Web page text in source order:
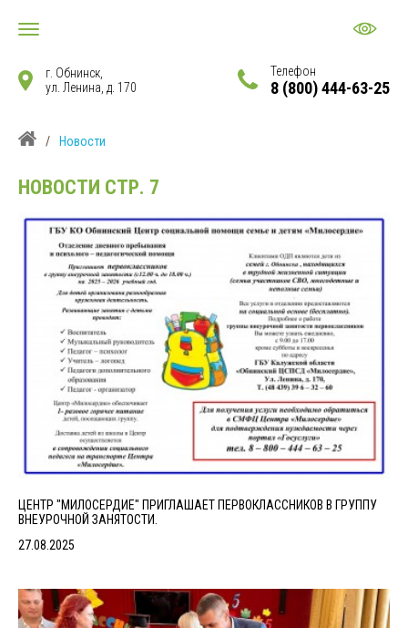
г. Обнинск,
ул. Ленина, д. 170
Телефон
8 (800) 444-63-25
/ Новости
НОВОСТИ СТР. 7
ЦЕНТР "МИЛОСЕРДИЕ" ПРИГЛАШАЕТ ПЕРВОКЛАССНИКОВ В ГРУППУ
ВНЕУРОЧНОЙ ЗАНЯТОСТИ.
27.08.2025